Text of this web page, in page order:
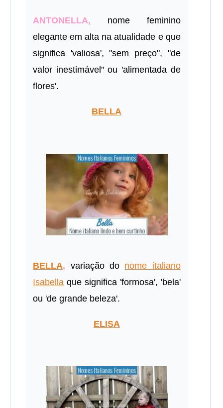
ANTONELLA,
nome feminino
elegante em alta na atualidade e que
significa 'valiosa', "sem preço", "de
valor inestimável" ou 'alimentada de
flores'.
BELLA
BELLA, variação do nome italiano
Isabella que significa 'formosa', 'bela'
ou 'de grande beleza'.
ELISA